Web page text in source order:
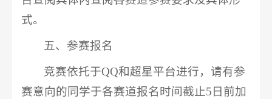
式。
五、参赛报名
竞赛依托于QQ和超星平台进行，请有参
赛意向的同学于各赛道报名时间截止5日前加